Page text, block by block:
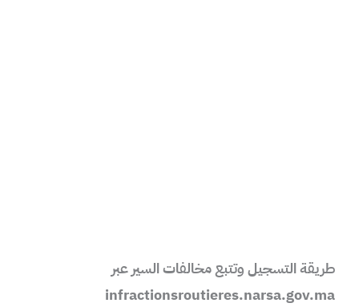
طريقة التسجيلوتتبع مخالفات السير عبر
infractionsroutieres.narsa.gov.ma